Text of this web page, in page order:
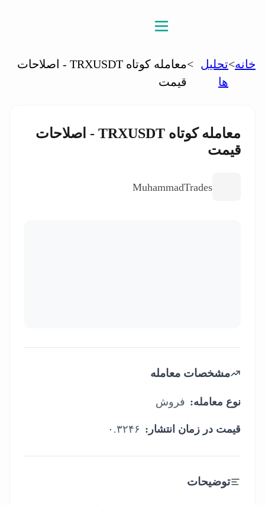
خانه>تحلیل
ها
>
معامله کوتاه TRXUSDT - اصلاحات
قیمت
معامله کوتاه TRXUSDT - اصلاحات
قیمت
MuhammadTrades
مشخصات معامله
نوع معامله: فروش
قیمت در زمان انتشار : ۰.۳۲۴۶
توضیحات